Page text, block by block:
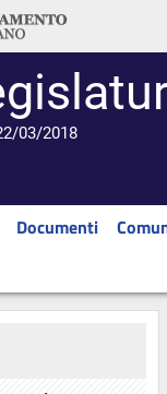
03/2018
Documenti